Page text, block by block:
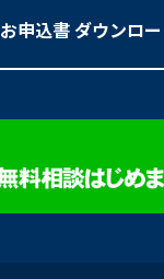
お申込書 ダウンロ